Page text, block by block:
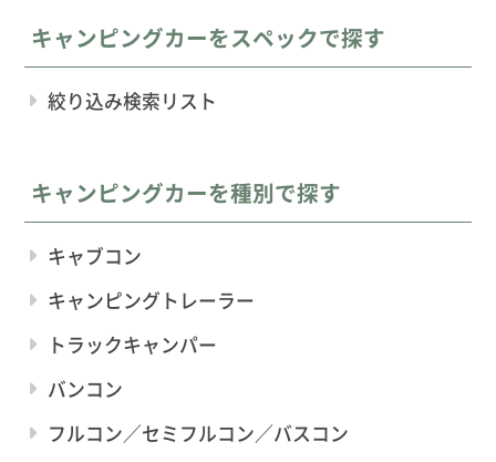
キャンピングカーをスペックで探す
絞り込み検索リスト
キャンピングカーを種別で探す
キャブコン
キャンピングトレーラー
トラックキャンパー
バンコン
フルコン／セミフルコン／バスコン